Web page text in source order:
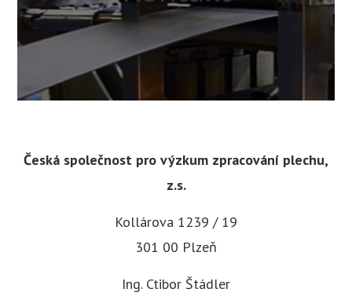
Česká společnost pro výzkum zpracování plechu,
z.s.
Kollárova 1239 / 19
301 00 Plzeň
Ing. Ctibor Štádler